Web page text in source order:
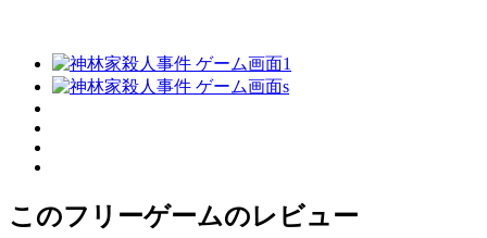
このフリーゲームのレビュー